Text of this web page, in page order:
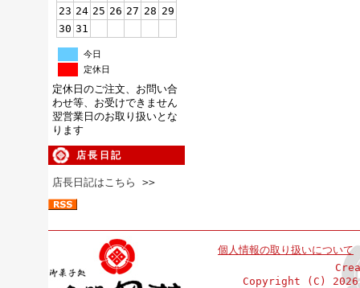
23 24 25 26 27 28 29
30 31
今日
定休日
定休日のご注文、お問い合
わせ等、お受けできません
翌営業日のお取り扱いとな
ります
店長日記
店長日記はこちら >>
個人情報の取り扱いについて
Copyright (C)